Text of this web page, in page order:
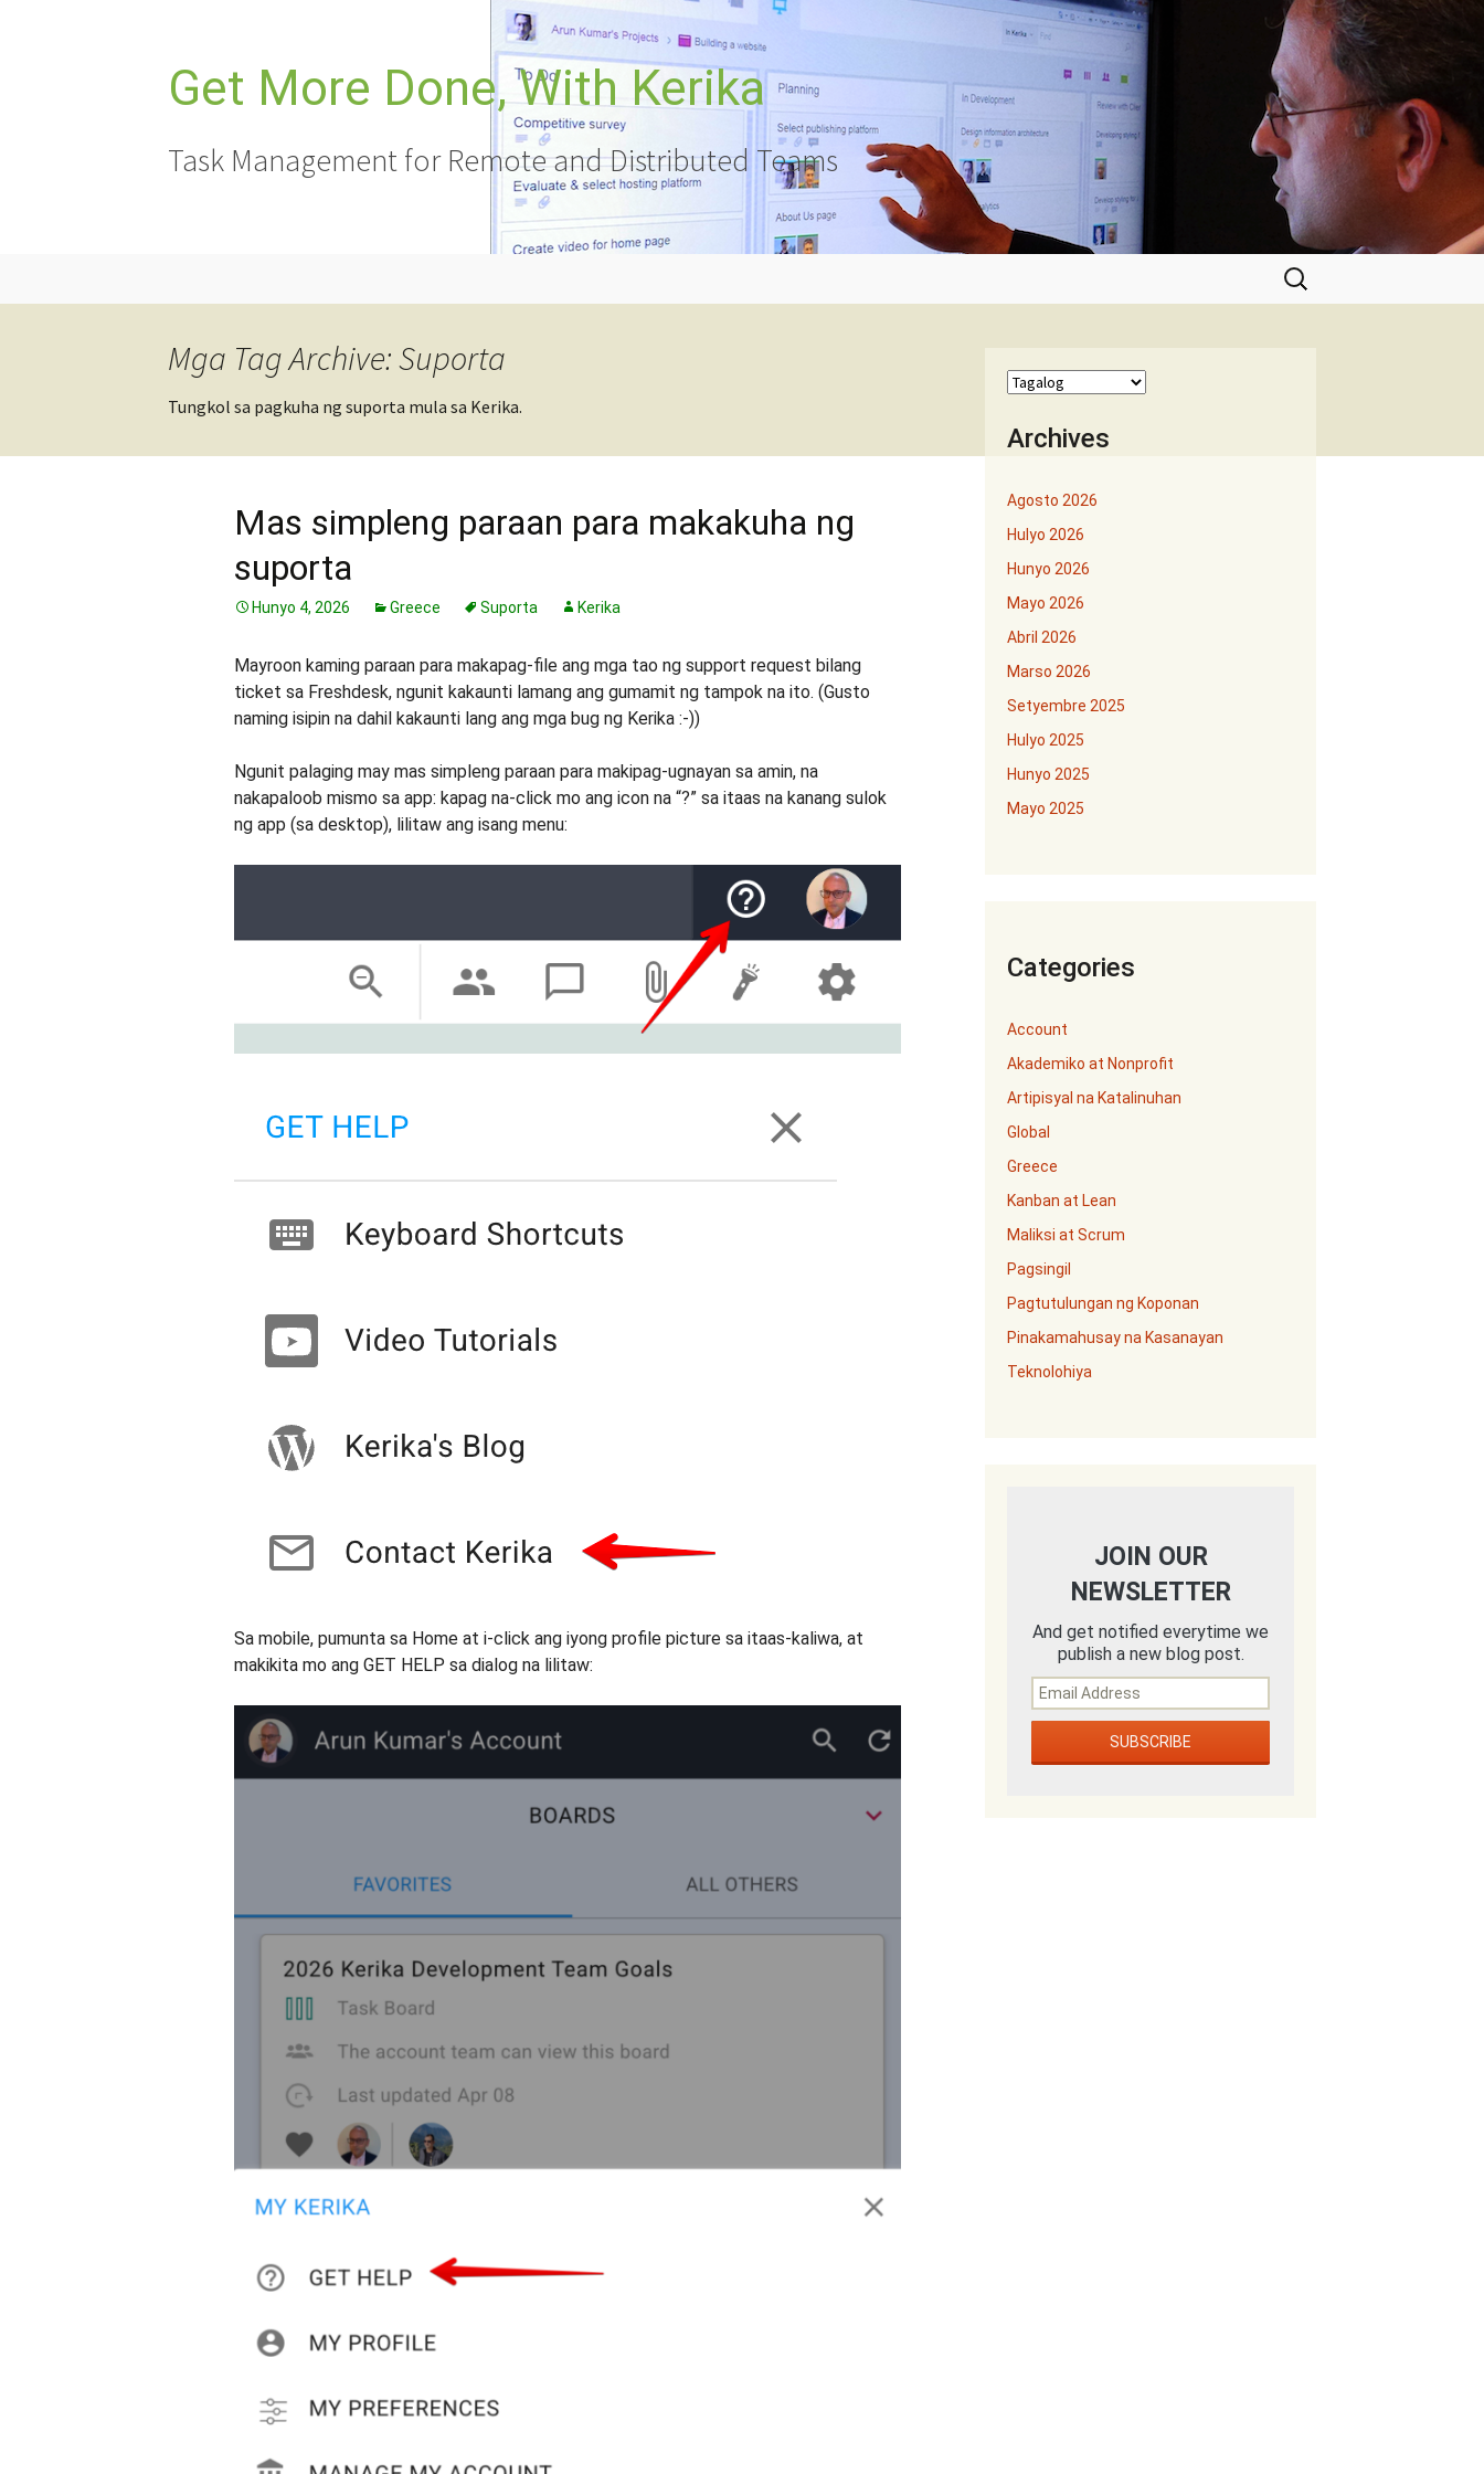
Get More Done, With Kerika
Task Management for Remote and Distributed Teams
Hanapin
ang:
Mga Tag Archive: Suporta
Tungkol sa pagkuha ng suporta mula sa Kerika.
Mas simpleng paraan para makakuha ng
suporta
Hunyo 4, 2026 Greece Suporta Kerika
Mayroon kaming paraan para makapag-file ang mga tao ng support request bilang
ticket sa Freshdesk, ngunit kakaunti lamang ang gumamit ng tampok na ito. (Gusto
naming isipin na dahil kakaunti lang ang mga bug ng Kerika :-))
Ngunit palaging may mas simpleng paraan para makipag-ugnayan sa amin, na
nakapaloob mismo sa app: kapag na-click mo ang icon na “?” sa itaas na kanang sulok
ng app (sa desktop), lilitaw ang isang menu:
Sa mobile, pumunta sa Home at i-click ang iyong profile picture sa itaas-kaliwa, at
makikita mo ang GET HELP sa dialog na lilitaw:
Archives
Agosto 2026
Hulyo 2026
Hunyo 2026
Mayo 2026
Abril 2026
Marso 2026
Setyembre 2025
Hulyo 2025
Hunyo 2025
Mayo 2025
Categories
Account
Akademiko at Nonprofit
Artipisyal na Katalinuhan
Global
Greece
Kanban at Lean
Maliksi at Scrum
Pagsingil
Pagtutulungan ng Koponan
Pinakamahusay na Kasanayan
Teknolohiya
JOIN OUR
NEWSLETTER
And get notified everytime we
publish a new blog post.